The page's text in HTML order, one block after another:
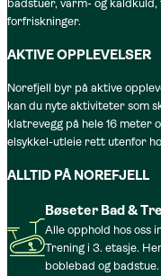
badstuer, varm- og
forfriskninger.
AKTIVE OPPLEVELSER
Norefjell byr på aktive
kan du nyte aktiviteter som
klatrevegg på hele 16 meter
elsykkel-utleie rett utenfor
ALLTID PÅ NOREFJELL
Bøseter Bad &
Alle opphold hos oss
Trening i 3. etasje.
boblebad og badstue.